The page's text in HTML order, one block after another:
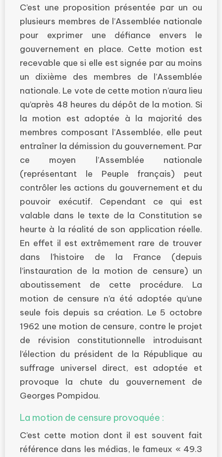
C’est une proposition présentée par un ou
plusieurs membres de l’Assemblée nationale
pour exprimer une défiance envers le
gouvernement en place. Cette motion est
recevable que si elle est signée par au moins
un dixième des membres de l’Assemblée
nationale. Le vote de cette motion n’aura lieu
qu’après 48 heures du dépôt de la motion. Si
la motion est adoptée à la majorité des
membres composant l’Assemblée, elle peut
entraîner la démission du gouvernement. Par
ce moyen l’Assemblée nationale
(représentant le Peuple français) peut
contrôler les actions du gouvernement et du
pouvoir exécutif. Cependant ce qui est
valable dans le texte de la Constitution se
heurte à la réalité de son application réelle.
En effet il est extrêmement rare de trouver
dans l’histoire de la France (depuis
l’instauration de la motion de censure) un
aboutissement de cette procédure. La
motion de censure n’a été adoptée qu’une
seule fois depuis sa création. Le 5 octobre
1962 une motion de censure, contre le projet
de révision constitutionnelle introduisant
l’élection du président de la République au
suffrage universel direct, est adoptée et
provoque la chute du gouvernement de
Georges Pompidou.
La motion de censure provoquée :
C’est cette motion dont il est souvent fait
référence dans les médias, le fameux « 49.3